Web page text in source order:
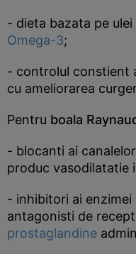
- dieta bazata pe
Omega-3;
- controlul constient
cu ameliorarea
Pentru boala
- blocanti ai
produc vasodilatatie
- inhibitori ai enzimei
antagonisti de
prostaglandine